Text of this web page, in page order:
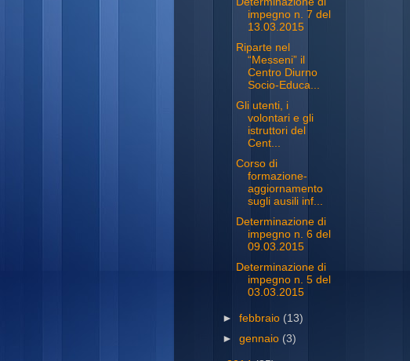
impegno n. 7 del
13.03.2015
Riparte nel
“Messeni” il
Centro Diurno
Socio-Educa...
Gli utenti, i
volontari e gli
istruttori del
Cent...
Corso di
formazione-
aggiornamento
sugli ausili inf...
Determinazione di
impegno n. 6 del
09.03.2015
Determinazione di
impegno n. 5 del
03.03.2015
►febbraio (13)
►gennaio (3)